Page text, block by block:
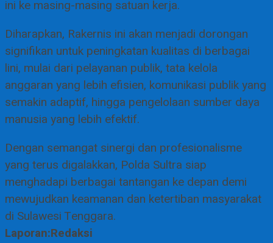
ini ke masing-masing satuan kerja.
Diharapkan, Rakernis ini akan menjadi dorongan
signifikan untuk peningkatan kualitas di berbagai
lini, mulai dari pelayanan publik, tata kelola
anggaran yang lebih efisien, komunikasi publik yang
semakin adaptif, hingga pengelolaan sumber daya
manusia yang lebih efektif.
Dengan semangat sinergi dan profesionalisme
yang terus digalakkan, Polda Sultra siap
menghadapi berbagai tantangan ke depan demi
mewujudkan keamanan dan ketertiban masyarakat
di Sulawesi Tenggara.
Laporan:Redaksi